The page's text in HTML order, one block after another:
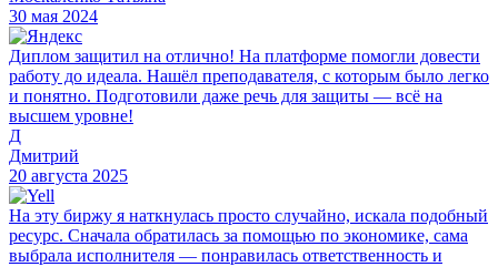
30 мая 2024
Диплом защитил на отлично! На платформе помогли довести
работу до идеала. Нашёл преподавателя, с которым было легко
и понятно. Подготовили даже речь для защиты — всё на
высшем уровне!
Д
Дмитрий
20 августа 2025
На эту биржу я наткнулась просто случайно, искала подобный
ресурс. Сначала обратилась за помощью по экономике, сама
выбрала исполнителя — понравилась ответственность и